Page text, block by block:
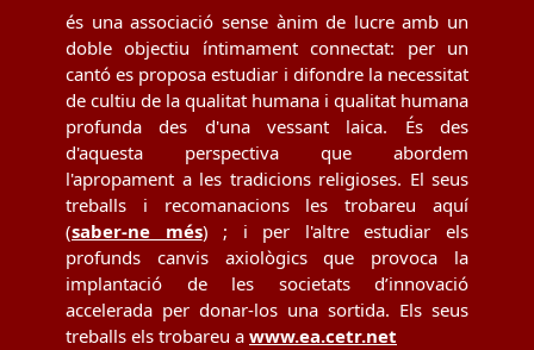
és una associació sense ànim de lucre amb un
doble objectiu íntimament connectat: per un
cantó es proposa estudiar i difondre la necessitat
de cultiu de la qualitat humana i qualitat humana
profunda des d'una vessant laica. És des
d'aquesta perspectiva que abordem
l'apropament a les tradicions religioses. El seus
treballs i recomanacions les trobareu aquí
(saber-ne més) ; i per l'altre estudiar els
profunds canvis axiològics que provoca la
implantació de les societats d’innovació
accelerada per donar-los una sortida. Els seus
treballs els trobareu a www.ea.cetr.net